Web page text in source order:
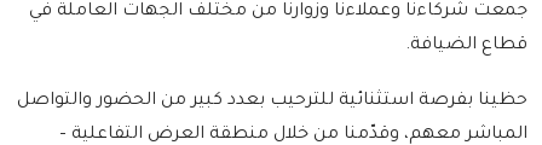
جمعت شركاءنا وعملاءنا وزوارنا من مختلف الجهات العاملة في
قطاع الضيافة.
حظينا بفرصة استثنائية للترحيب بعدد كبير من الحضور والتواصل
المباشر معهم، وقدّمنا من خلال منطقة العرض التفاعلية –